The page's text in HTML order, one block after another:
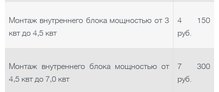
Монтаж внутреннего блока мощностью от 3
квт до 4,5 квт
4 150
руб.
Монтаж внутреннего блока мощностью от
4,5 квт до 7,0 квт
7 300
руб.